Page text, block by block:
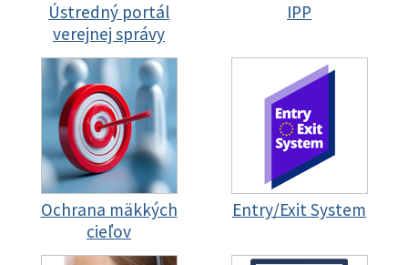
Ústredný portál
verejnej správy
IPP
Ochrana mäkkých
cieľov
Entry/Exit System